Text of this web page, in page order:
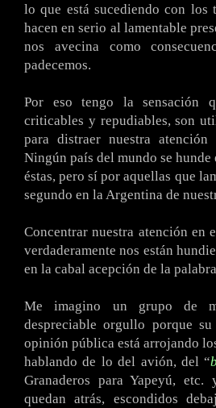
lo que está sucediendo con los
hacen en serio al lamentable
nos avecina como
padecemos.
Por eso tengo la sensación
criticables y repudiables, son
para distraer nuestra
Ningún país del mundo se
éstas, pero sí por aquellas que
segundo en la Argentina de
Concentrar nuestra atención en
verdaderamente nos están
en la cabal acepción de la
Me imagino un grupo de
despreciable orgullo porque
opinión pública está arrojando
hablando de lo del avión, del “
Granaderos para Yapeyú, etc.
quedan atrás, escondidos